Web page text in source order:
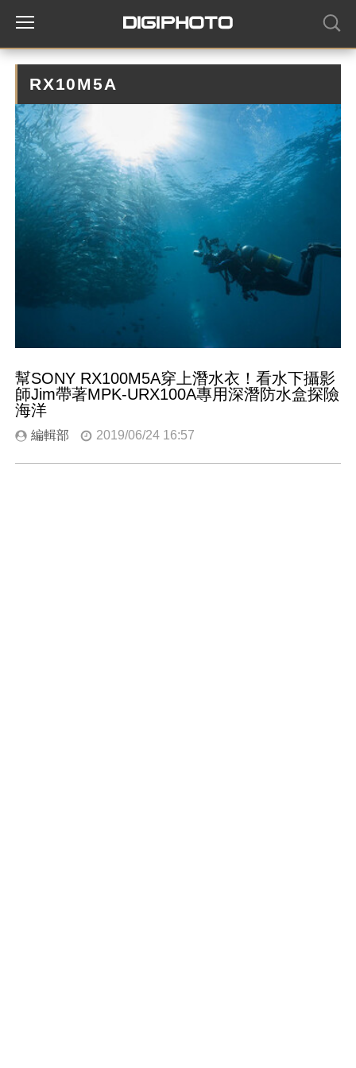
RX10M5A
幫SONY RX100M5A穿上潛水衣！看水下攝影
師Jim帶著MPK-URX100A專用深潛防水盒探險
海洋
編輯部 2019/06/24 16:57